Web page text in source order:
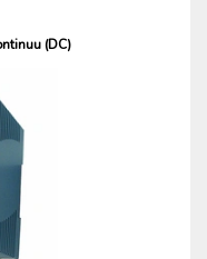
(DC)